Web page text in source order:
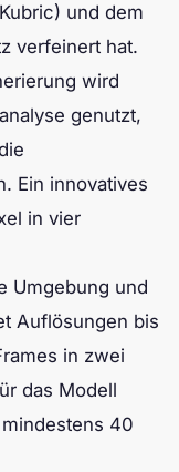
und dem
verfeinert hat.
wird
genutzt,
Ein innovatives
in vier
Umgebung und
Auflösungen bis
in zwei
das Modell
40